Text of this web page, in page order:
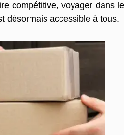
compétitive, voyager dans le
désormais accessible à tous.